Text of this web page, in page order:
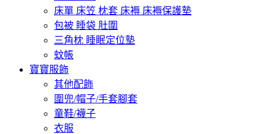
床單 床笠 枕套 床褥 床褥保護墊
包被 睡袋 肚圍
三角枕 睡眠定位墊
蚊帳
寶寶服飾
其他配飾
圍兜/帽子/手套腳套
童鞋/襪子
衣服